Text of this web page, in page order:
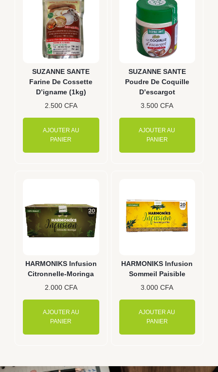
SUZANNE SANTE
Farine De Cossette
D’igname (1kg)
2.500 CFA
AJOUTER AU
PANIER
SUZANNE SANTE
Poudre De Coquille
D’escargot
3.500CFA
AJOUTER AU
PANIER
HARMONIKS Infusion
Citronnelle-Moringa
2.000 CFA
AJOUTER AU
PANIER
HARMONIKS Infusion
Sommeil Paisible
3.000CFA
AJOUTER AU
PANIER